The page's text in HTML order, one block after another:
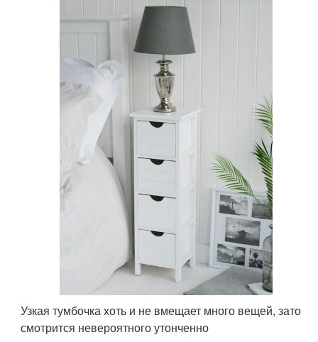
Узкая тумбочка хоть и не вмещает много вещей, зато
смотрится невероятного утонченно